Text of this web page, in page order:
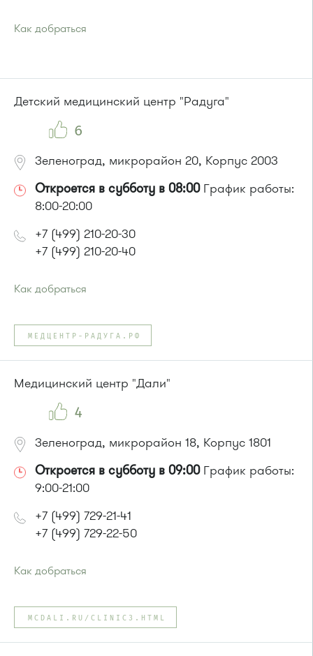
Как добраться
Маршрутка № 460м, 720м
или до остановки"Районный суд"
Маршрутка № 419м, 476м, 720м
Детский медицинский центр "Радуга"
6
Зеленоград, микрорайон 20, Корпус 2003
Откроется в субботу в 08:00График работы:
8:00-20:00
+7 (499) 210-20-30
+7 (499) 210-20-40
Как добраться
Автобусы № 22, 28, 32, 400к, 28.
Маршрутка № 707м
или до остановки"Корпус 1645":
Маршрутка № 707м
МЕДЦЕНТР-РАДУГА.РФ
Медицинский центр "Дали"
4
Зеленоград, микрорайон 18, Корпус 1801
Откроется в субботу в 09:00График работы:
9:00-21:00
+7 (499) 729-21-41
+7 (499) 729-22-50
Как добраться
Автобусы № 15, 32.
Маршрутка № 419м, 476м, 720м
или до остановки"Супермаркет "Проспект"":
MCDALI.RU/CLINIC3.HTML